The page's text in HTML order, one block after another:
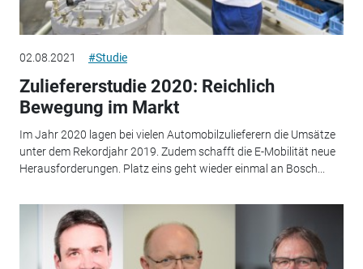
02.08.2021 #Studie
Zuliefererstudie 2020: Reichlich
Bewegung im Markt
Im Jahr 2020 lagen bei vielen Automobilzulieferern die Umsätze
unter dem Rekordjahr 2019. Zudem schafft die E-Mobilität neue
Herausforderungen. Platz eins geht wieder einmal an Bosch...